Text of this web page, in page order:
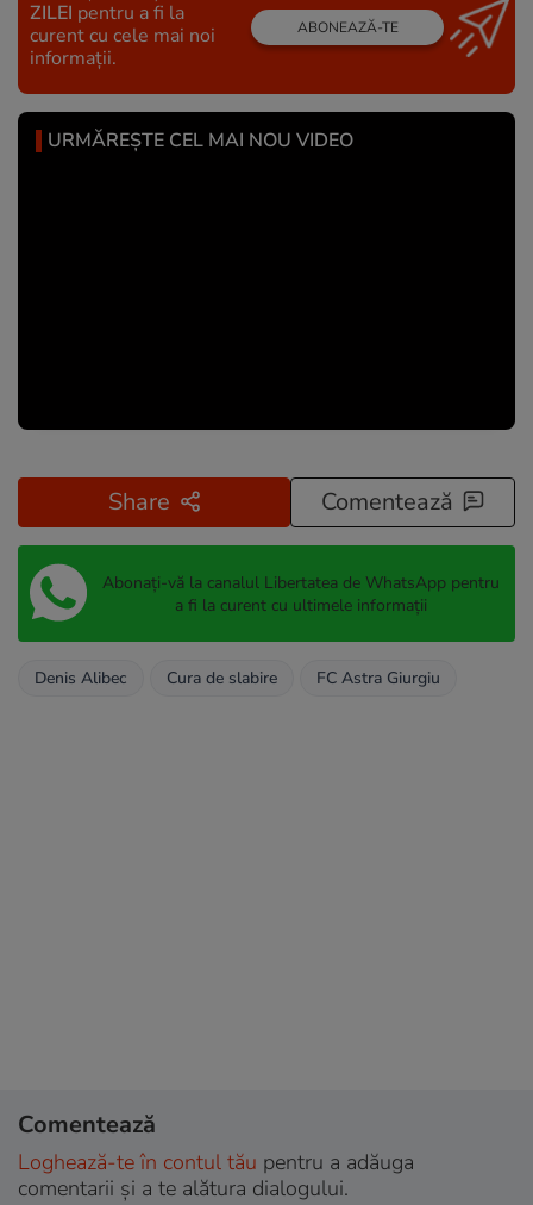
ZILEI pentru a fi la
curent cu cele mai noi
informații.
ABONEAZĂ-TE
URMĂREȘTE CEL MAI NOU VIDEO
Share Comentează
Abonați-vă la canalul Libertatea de WhatsApp pentru
a fi la curent cu ultimele informații
Denis Alibec Cura de slabire FC Astra Giurgiu
Comentează
Loghează-te în contul tău pentru a adăuga
comentarii și a te alătura dialogului.